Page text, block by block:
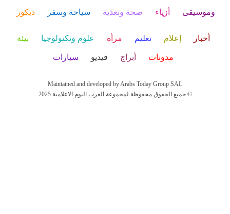
وموسيقى أزياء صحة وتغذية سياحة وسفر ديكور
أخبار إعلام تعليم مرأة علوم وتكنولوجيا بيئة
مدونات أبراج فيديو سيارات
Maintained and developed by Arabs Today Group SAL
جميع الحقوق محفوظة لمجموعة العرب اليوم الاعلامية 2025 ©